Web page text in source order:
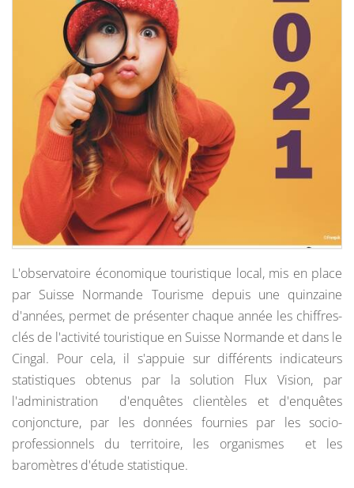
L'observatoire économique touristique local, mis en place
par Suisse Normande Tourisme depuis une quinzaine
d'années, permet de présenter chaque année les chiffres-
clés de l'activité touristique en Suisse Normande et dans le
Cingal. Pour cela, il s'appuie sur différents indicateurs
statistiques obtenus par la solution Flux Vision, par
l'administration d'enquêtes clientèles et d'enquêtes
conjoncture, par les données fournies par les socio-
professionnels du territoire, les organismes et les
baromètres d'étude statistique.